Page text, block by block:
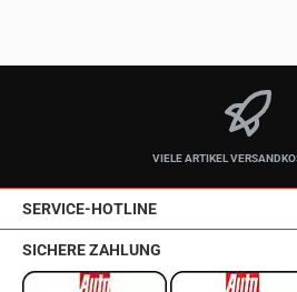
VIELE ARTIKEL
SERVICE-HOTLINE
SICHERE ZAHLUNG